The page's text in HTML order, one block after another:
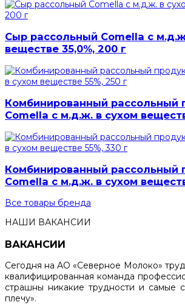
Сыр рассольный Comella с
веществе 35,0%, 200 г
Комбинированный рассольный
Comella с м.д.ж. в сухом
Комбинированный рассольный
Comella с м.д.ж. в сухом
Все товары бренда
НАШИ ВАКАНСИИ
ВАКАНСИИ
Сегодня на АО «Северное Молоко»
квалифицированная команда
страшны никакие трудности и самые
плечу».